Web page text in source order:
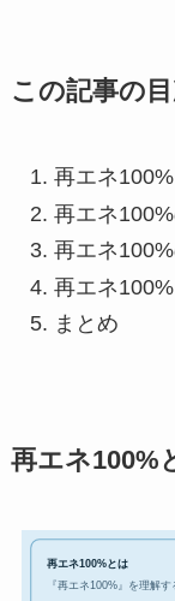
この記事の
再エネ
再エネ
再エネ
再エネ
まとめ
再エネ100%
再エネ100%とは
『再エネ100%』を理解